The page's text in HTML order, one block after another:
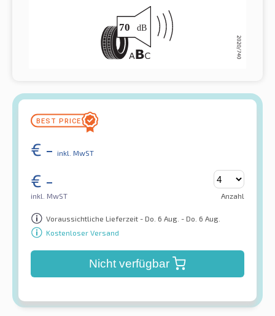
€ - inkl. MwST
€ -
inkl. MwST Anzahl
Voraussichtliche Lieferzeit - Do. 6 Aug. - Do. 6 Aug.
Kostenloser Versand
Nicht verfügbar